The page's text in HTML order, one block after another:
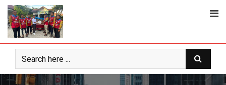
Skip
content